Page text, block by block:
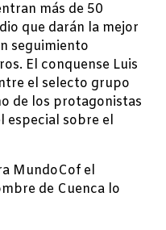
más de 50
que darán la mejor
seguimiento
El conquense Luis
el selecto grupo
de los protagonistas
especial sobre el
MundoCof el
de Cuenca lo